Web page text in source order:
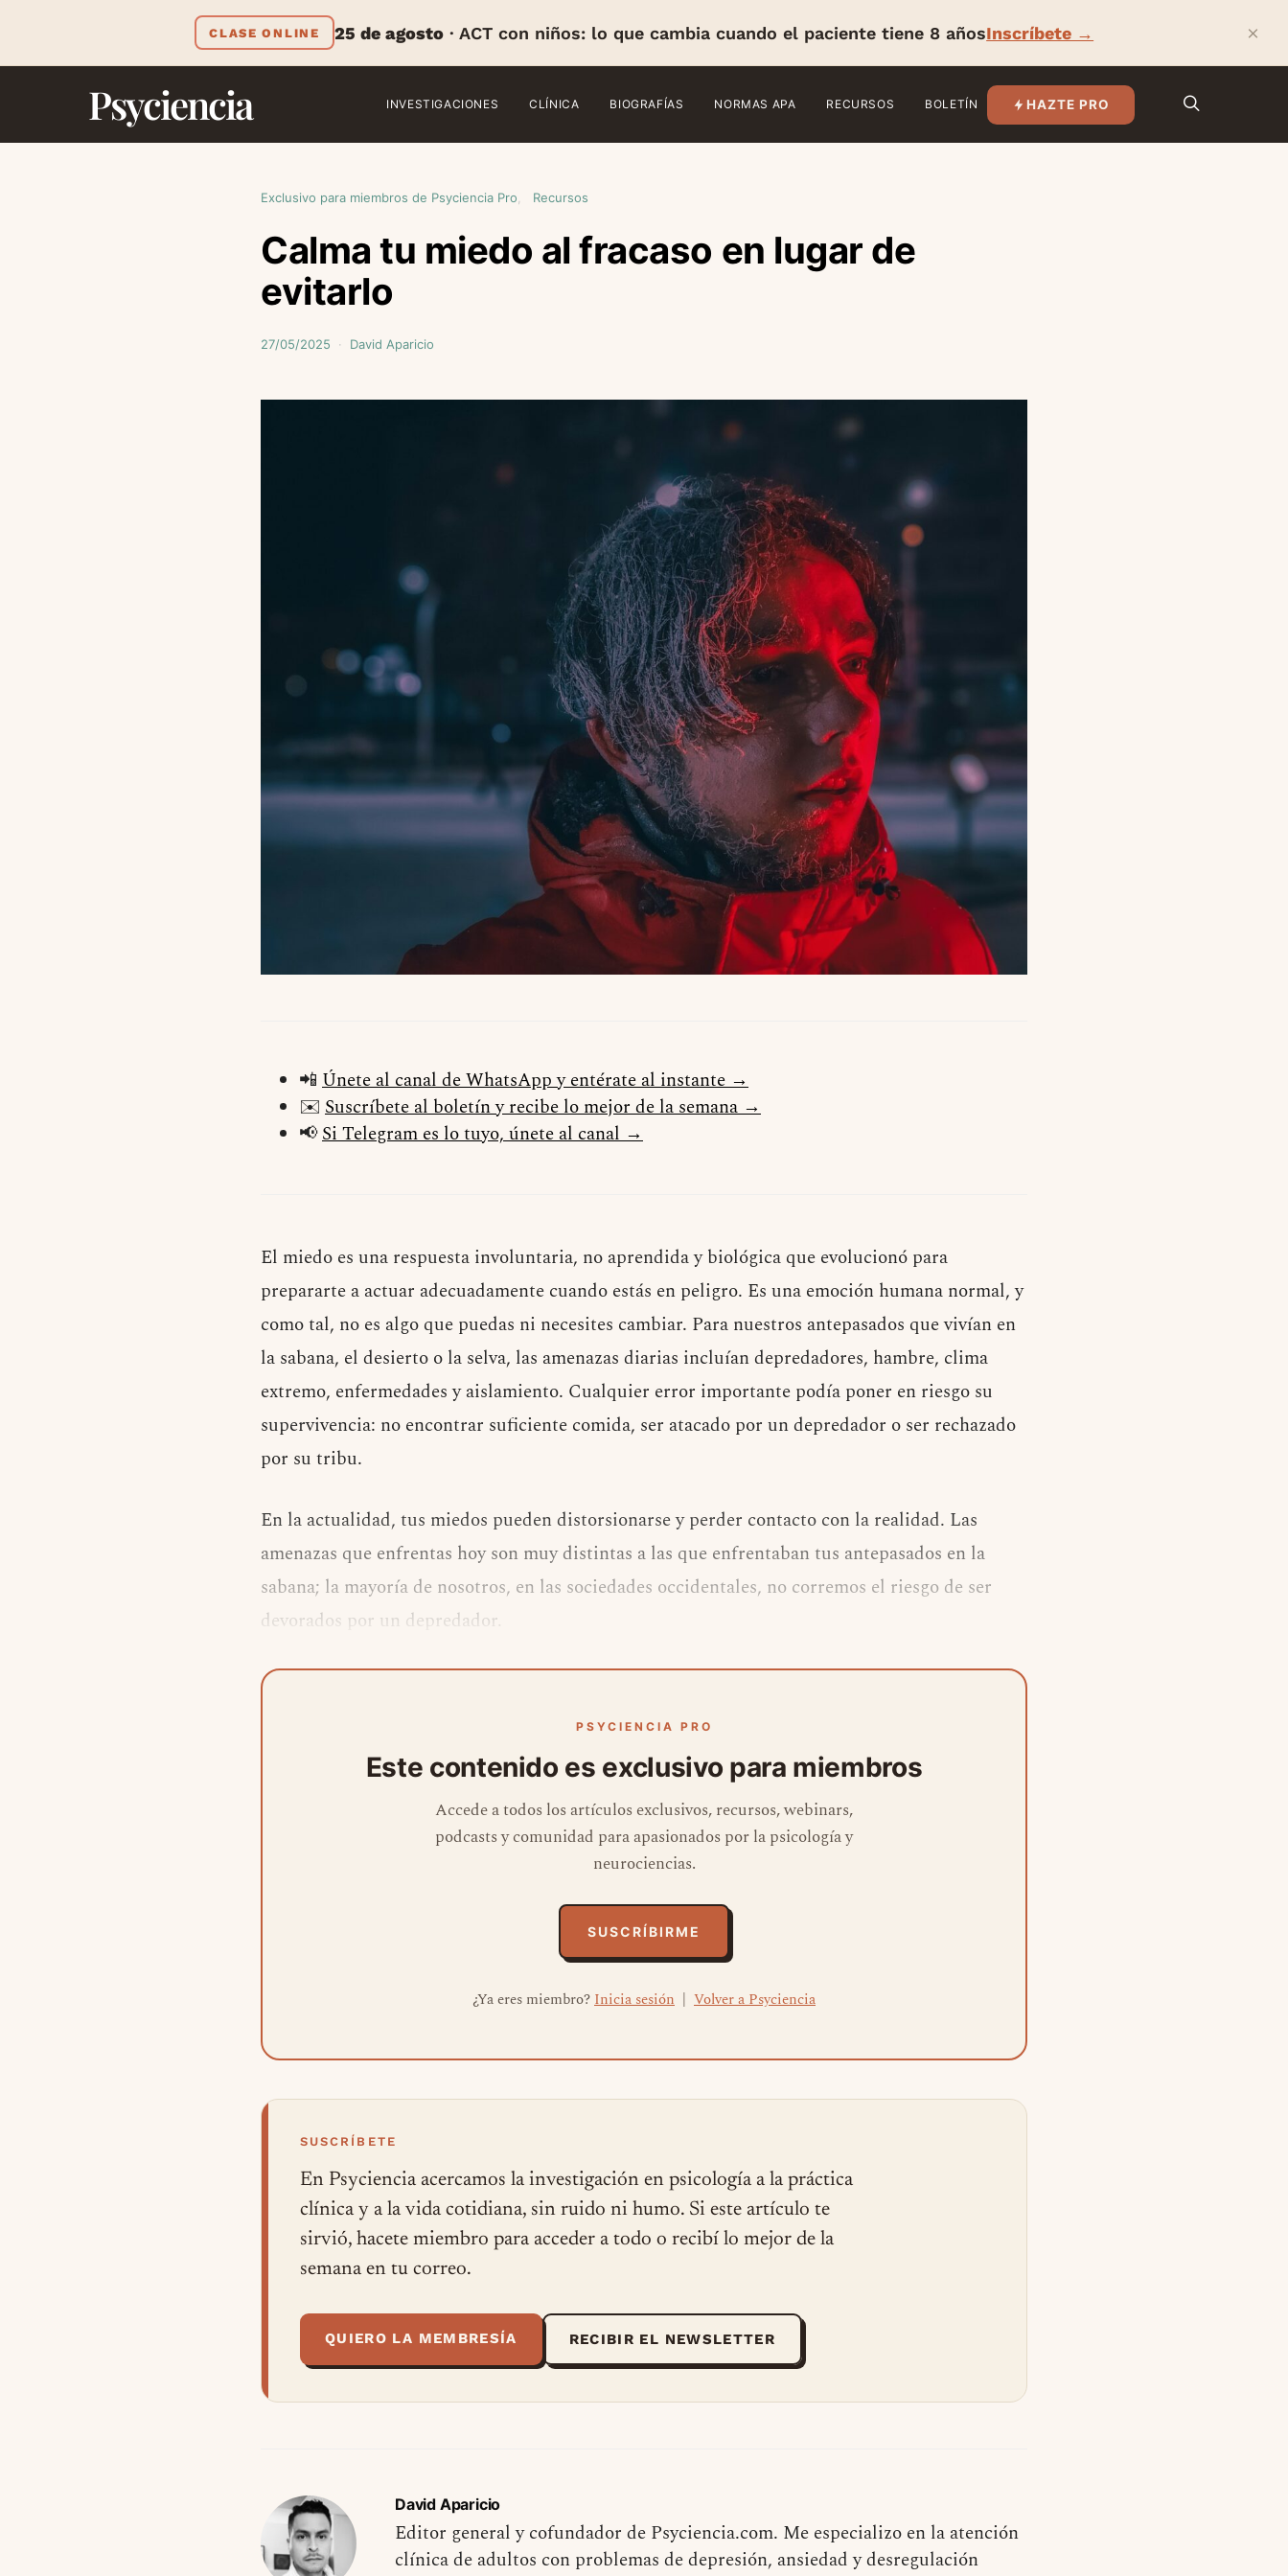
CLASE ONLINE 25 de agosto · ACT con niños: lo que cambia cuando el paciente tiene 8 añosInscríbete → ×
Psyciencia INVESTIGACIONES CLÍNICA BIOGRAFÍAS NORMAS APA RECURSOS BOLETÍN HAZTE PRO
Exclusivo para miembros de Psyciencia Pro Recursos
Calma tu miedo al fracaso en lugar de
evitarlo
27/05/2025 David Aparicio
📲 Únete al canal de WhatsApp y entérate al instante →
✉️ Suscríbete al boletín y recibe lo mejor de la semana →
📢Si Telegram es lo tuyo, únete al canal →
El miedo es una respuesta involuntaria, no aprendida y biológica que evolucionó para
prepararte a actuar adecuadamente cuando estás en peligro. Es una emoción humana normal, y
como tal, no es algo que puedas ni necesites cambiar. Para nuestros antepasados que vivían en
la sabana, el desierto o la selva, las amenazas diarias incluían depredadores, hambre, clima
extremo, enfermedades y aislamiento. Cualquier error importante podía poner en riesgo su
supervivencia: no encontrar suficiente comida, ser atacado por un depredador o ser rechazado
por su tribu.
En la actualidad, tus miedos pueden distorsionarse y perder contacto con la realidad. Las
amenazas que enfrentas hoy son muy distintas a las que enfrentaban tus antepasados en la
sabana; la mayoría de nosotros, en las sociedades occidentales, no corremos el riesgo de ser
devorados por un depredador.
PSYCIENCIA PRO
Este contenido es exclusivo para miembros
Accede a todos los artículos exclusivos, recursos, webinars,
podcasts y comunidad para apasionados por la psicología y
neurociencias.
SUSCRÍBIRME
¿Ya eres miembro? Inicia sesión | Volver a Psyciencia
SUSCRÍBETE
En Psyciencia acercamos la investigación en psicología a la práctica
clínica y a la vida cotidiana, sin ruido ni humo. Si este artículo te
sirvió, hacete miembro para acceder a todo o recibí lo mejor de la
semana en tu correo.
QUIERO LA MEMBRESÍA RECIBIR EL NEWSLETTER
David Aparicio
Editor general y cofundador de Psyciencia.com. Me especializo en la atención
clínica de adultos con problemas de depresión, ansiedad y desregulación